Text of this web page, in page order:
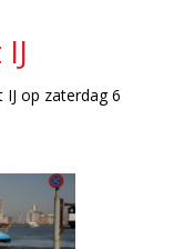
IJ op zaterdag 6